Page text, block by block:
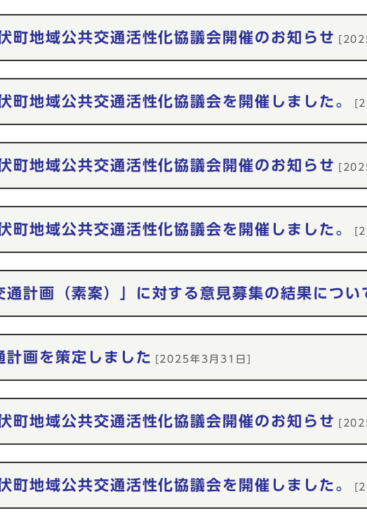
町地域公共交通活性化協議会開催のお知らせ
町地域公共交通活性化協議会を開催しました。
町地域公共交通活性化協議会開催のお知らせ
町地域公共交通活性化協議会を開催しました。
通計画（素案）」に対する意見募集の結果につい
計画を策定しました [2025年3月31日]
町地域公共交通活性化協議会開催のお知らせ
町地域公共交通活性化協議会を開催しました。